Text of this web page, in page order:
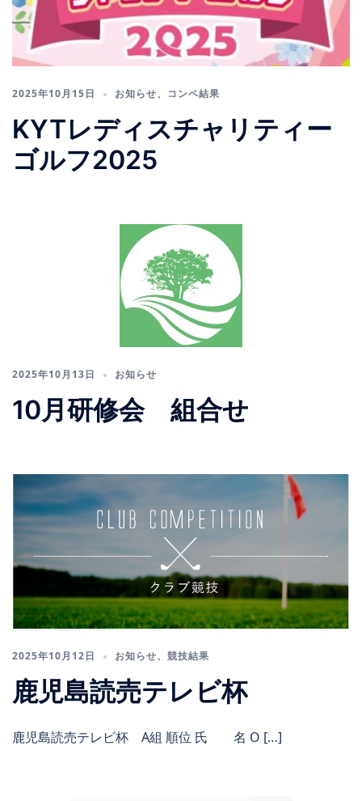
2025年10月15日 お知らせ、 コンペ結果
KYTレディスチャリティー
ゴルフ2025
2025年10月13日 お知らせ
10月研修会 組合せ
2025年10月12日 お知らせ、 競技結果
鹿児島読売テレビ杯
鹿児島読売テレビ杯 A組 順位 氏 名 O […]